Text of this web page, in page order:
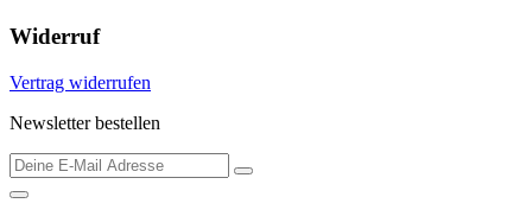
Widerruf
Vertrag widerrufen
Newsletter bestellen